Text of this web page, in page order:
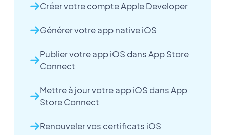
Créer votre compte Apple Developer
Générer votre app native iOS
Publier votre app iOS dans App Store
Connect
Mettre à jour votre app iOS dans App
Store Connect
Renouveler vos certificats iOS